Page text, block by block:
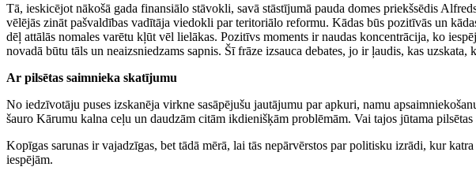
Tā, ieskicējot nākošā gada finansiālo stāvokli, savā stāstījumā pauda domes priekšsēdis
vēlējās zināt pašvaldības vadītāja viedokli par teritoriālo reformu. Kādas būs pozitīvās un
dēļ attālās nomales varētu kļūt vēl lielākas. Pozitīvs moments ir naudas koncentrācija, ko
novadā būtu tāls un neaizsniedzams sapnis. Šī frāze izsauca debates, jo ir ļaudis, kas
Ar pilsētas saimnieka skatījumu
No iedzīvotāju puses izskanēja virkne sasāpējušu jautājumu par apkuri, namu
šauro Kārumu kalna ceļu un daudzām citām ikdienišķām problēmām. Vai tajos jūtama pilsētas
Kopīgas sarunas ir vajadzīgas, bet tādā mērā, lai tās nepārvērstos par politisku izrādi, kur
iespējām.